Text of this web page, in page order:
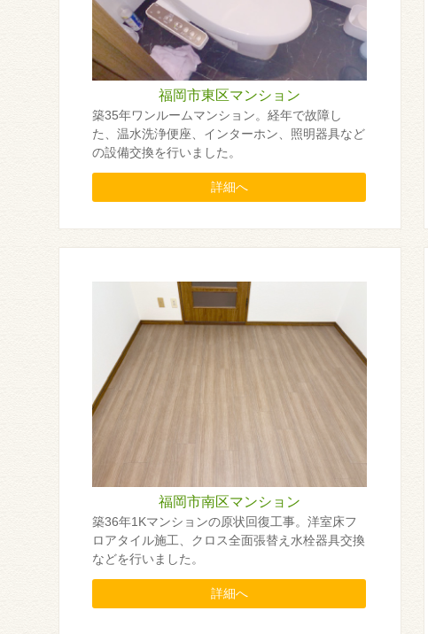
福岡市東区マンション
築35年ワンルームマンション。経年で故障し
た、温水洗浄便座、インターホン、照明器具など
の設備交換を行いました。
詳細へ
福岡市南区マンション
築36年1Kマンションの原状回復工事。洋室床フ
ロアタイル施工、クロス全面張替え水栓器具交換
などを行いました。
詳細へ